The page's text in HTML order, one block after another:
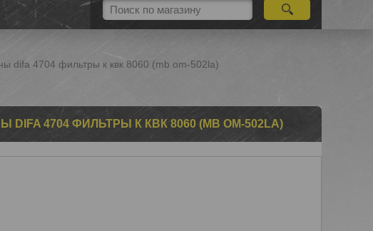
difa 4704 фильтры к квк 8060 (mb om-502la)
4704 ФИЛЬТРЫ К КВК 8060 (MB OM-502LA)